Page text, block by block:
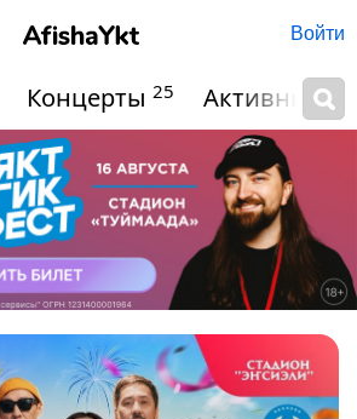
Войти
Концерты 25 Активный